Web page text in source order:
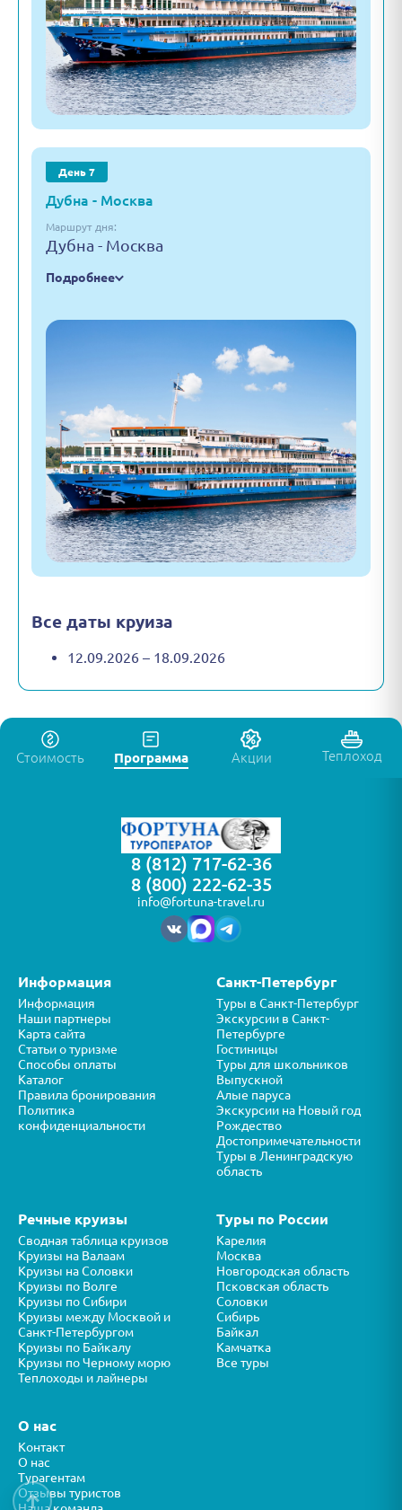
День 7
Дубна - Москва
Маршрут дня:
Дубна - Москва
Подробнее
Все даты круиза
12.09.2026 – 18.09.2026
Стоимость Программа Акции Теплоход
8 (812) 717-62-36
8 (800) 222-62-35
info@fortuna-travel.ru
Информация
Информация
Наши партнеры
Карта сайта
Статьи о туризме
Способы оплаты
Каталог
Правила бронирования
Политика
конфиденциальности
Санкт-Петербург
Туры в Санкт-Петербург
Экскурсии в Санкт-
Петербурге
Гостиницы
Туры для школьников
Выпускной
Алые паруса
Экскурсии на Новый год
Рождество
Достопримечательности
Туры в Ленинградскую
область
Речные круизы
Сводная таблица круизов
Круизы на Валаам
Круизы на Соловки
Круизы по Волге
Круизы по Сибири
Круизы между Москвой и
Санкт-Петербургом
Круизы по Байкалу
Круизы по Черному морю
Теплоходы и лайнеры
Туры по России
Карелия
Москва
Новгородская область
Псковская область
Соловки
Сибирь
Байкал
Камчатка
Все туры
О нас
Контакт
О нас
Турагентам
Отзывы туристов
↑